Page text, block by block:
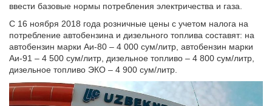
ввести базовые нормы потребления электричества и газа.
С 16 ноября 2018 года розничные цены с учетом налога на
потребление автобензина и дизельного топлива составят: на
автобензин марки Аи-80 – 4 000 сум/литр, автобензин марки
Аи-91 – 4 500 сум/литр, дизельное топливо – 4 800 сум/литр,
дизельное топливо ЭКО – 4 900 сум/литр.